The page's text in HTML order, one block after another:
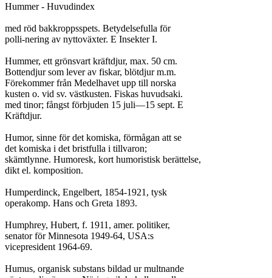
Hummer - Huvudindex
med röd bakkroppsspets. Betydelsefulla för
polli-nering av nyttoväxter. E Insekter I.
Hummer, ett grönsvart kräftdjur, max. 50 cm.
Bottendjur som lever av fiskar, blötdjur m.m.
Förekommer från Medelhavet upp till norska
kusten o. vid sv. västkusten. Fiskas huvudsaki.
med tinor; fångst förbjuden 15 juli—15 sept. E
Kräftdjur.
Humor, sinne för det komiska, förmågan att se
det komiska i det bristfulla i tillvaron;
skämtlynne. Humoresk, kort humoristisk berättelse,
dikt el. komposition.
Humperdinck, Engelbert, 1854-1921, tysk
operakomp. Hans och Greta 1893.
Humphrey, Hubert, f. 1911, amer. politiker,
senator för Minnesota 1949-64, USA:s
vicepresident 1964-69.
Humus, organisk substans bildad ur multnande